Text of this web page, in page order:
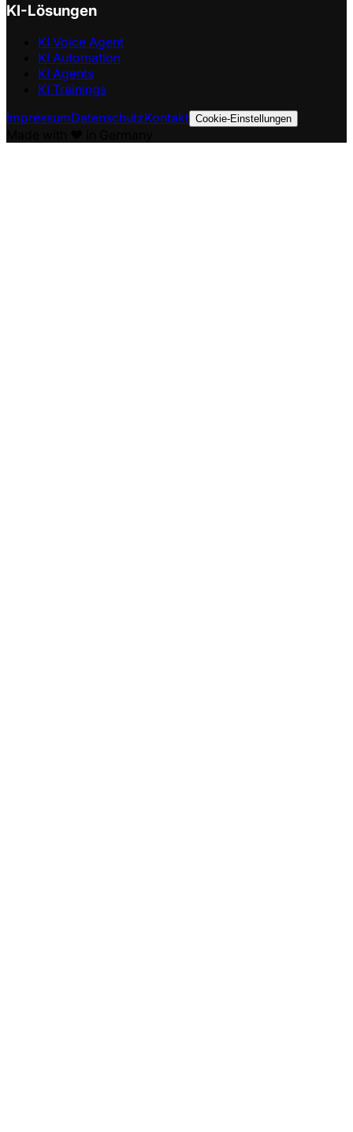
KI-Lösungen
KI Voice Agent
KI Automation
KI Agents
KI Trainings
ImpressumDatenschutzKontakt Cookie-Einstellungen